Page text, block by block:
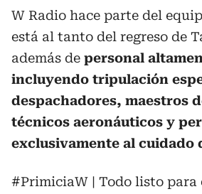
W Radio hace parte del
está al tanto del regreso de
además de personal
incluyendo tripulación
despachadores, maestros
técnicos aeronáuticos y
exclusivamente al cuidado
#PrimiciaW | Todo listo para